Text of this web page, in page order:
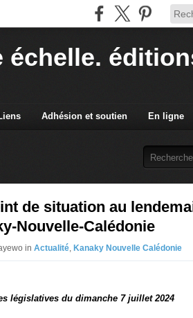
échelle.
Adhésion et soutien En ligne
de situation au
Nouvelle-Calédonie
in Actualité, Kanaky Nouvelle Calédonie
législatives du dimanche 7 juillet 2024